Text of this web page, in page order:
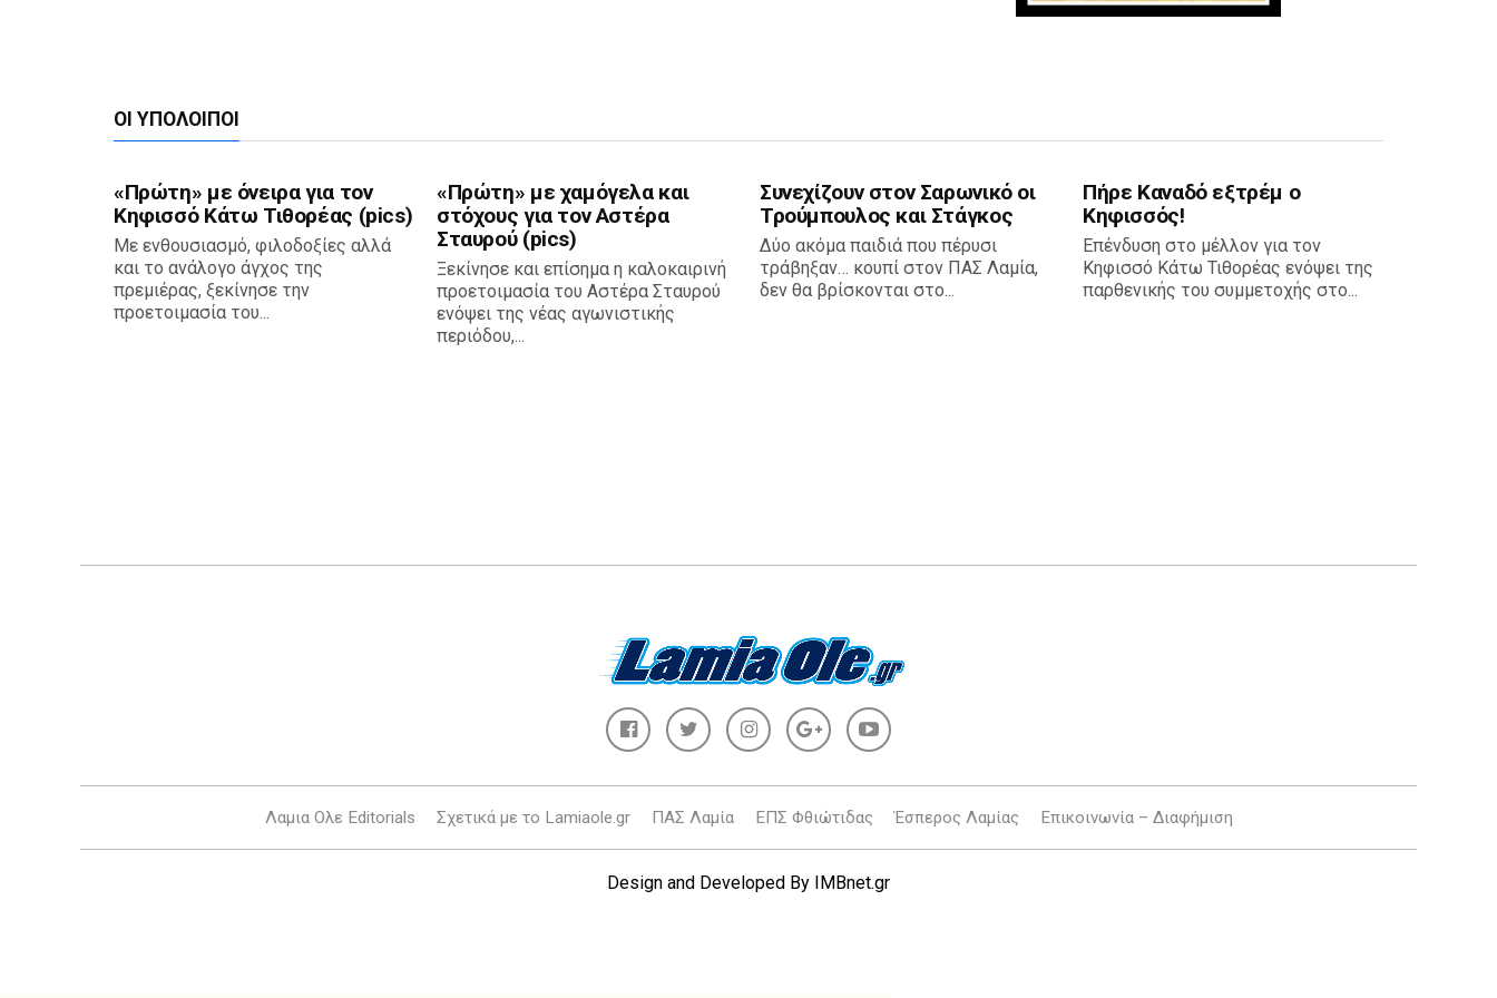
ΟΙ ΥΠΌΛΟΙΠΟΙ
«Πρώτη» με όνειρα για τον
Κηφισσό Κάτω Τιθορέας (pics)
Με ενθουσιασμό, φιλοδοξίες αλλά
και το ανάλογο άγχος της
πρεμιέρας, ξεκίνησε την
προετοιμασία του...
«Πρώτη» με χαμόγελα και
στόχους για τον Αστέρα
Σταυρού (pics)
Ξεκίνησε και επίσημα η καλοκαιρινή
προετοιμασία του Αστέρα Σταυρού
ενόψει της νέας αγωνιστικής
περιόδου,...
Συνεχίζουν στον Σαρωνικό οι
Τρούμπουλος και Στάγκος
Δύο ακόμα παιδιά που πέρυσι
τράβηξαν… κουπί στον ΠΑΣ Λαμία,
δεν θα βρίσκονται στο...
Πήρε Καναδό εξτρέμ ο
Κηφισσός!
Επένδυση στο μέλλον για τον
Κηφισσό Κάτω Τιθορέας ενόψει της
παρθενικής του συμμετοχής στο...
Λαμια Ολε Editorials Σχετικά με το Lamiaole.gr ΠΑΣ Λαμία ΕΠΣ Φθιώτιδας Έσπερος Λαμίας Επικοινωνία – Διαφήμιση
Design and Developed By IMBnet.gr